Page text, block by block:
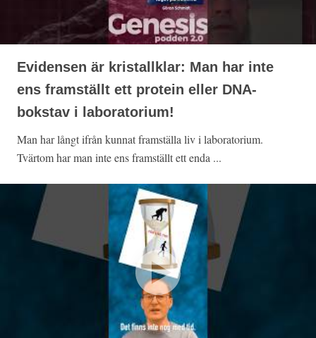
Evidensen är kristallklar: Man har inte
ens framställt ett protein eller DNA-
bokstav i laboratorium!
Man har långt ifrån kunnat framställa liv i laboratorium.
Tvärtom har man inte ens framställt ett enda ...